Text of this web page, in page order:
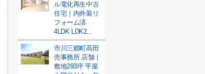
ル電化再生中古
住宅｜内外装リ
フォーム済
4LDK LDK2...
市川三郷町高田
売事務所 店舗｜
敷地293坪 平屋